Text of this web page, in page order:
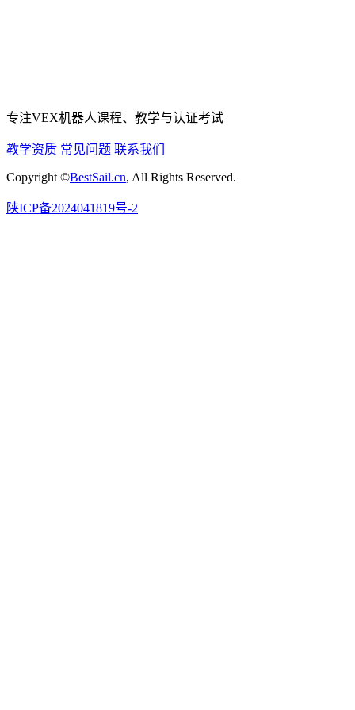
专注VEX机器人课程、教学与认证考试
教学资质 常见问题 联系我们
Copyright ©BestSail.cn, All Rights Reserved.
陕ICP备2024041819号-2